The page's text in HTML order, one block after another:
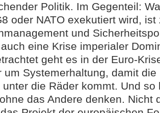
Politik. Im Gegenteil:
oder NATO exekutiert wird,
und
eine Krise imperialer
geht es in der Euro-
um Systemerhaltung, damit
unter die Räder kommt. Und so
das Andere denken. Nicht